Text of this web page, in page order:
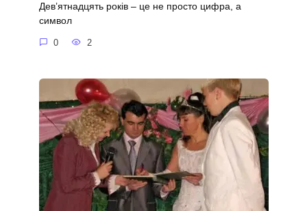
Дев’ятнадцять років – це не просто цифра, а
символ
0 2